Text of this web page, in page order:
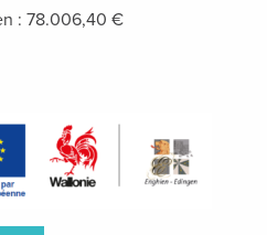
: 78.006,40 €